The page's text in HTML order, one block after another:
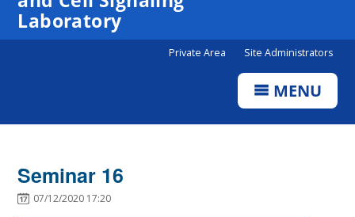
Laboratory
Private Area Site Administrators
MENU
Seminar 16
07/12/2020 17:20